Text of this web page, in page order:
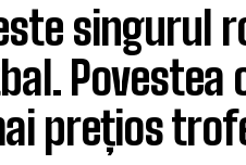
singurul
Povestea
prețios